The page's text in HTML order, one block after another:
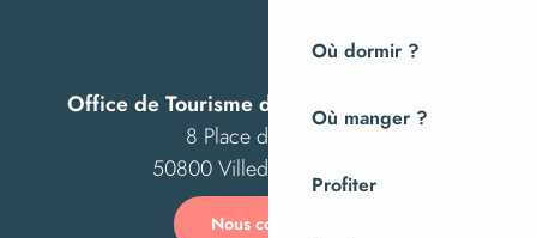
Où dormir ?
Où manger ?
Profiter
Office de Tourisme de Villedieu Intercom
8 Place des Costils
50800 Villedieu-les-Poêles
Nous contacter